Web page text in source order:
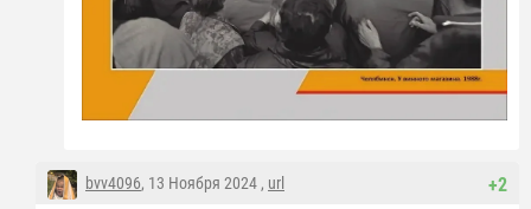
+2
bvv4096, 13 Ноября 2024 , url